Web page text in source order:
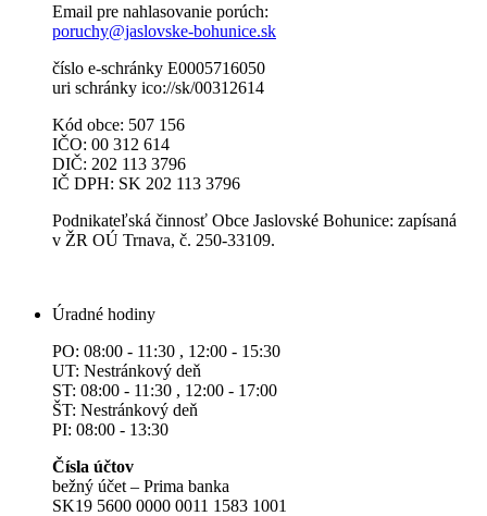
Email pre nahlasovanie porúch:
poruchy@jaslovske-bohunice.sk
číslo e-schránky E0005716050
uri schránky ico://sk/00312614
Kód obce: 507 156
IČO: 00 312 614
DIČ: 202 113 3796
IČ DPH: SK 202 113 3796
Podnikateľská činnosť Obce Jaslovské Bohunice: zapísaná
v ŽR OÚ Trnava, č. 250-33109.
Úradné hodiny
PO: 08:00 - 11:30 , 12:00 - 15:30
UT: Nestránkový deň
ST: 08:00 - 11:30 , 12:00 - 17:00
ŠT: Nestránkový deň
PI: 08:00 - 13:30
Čísla účtov
bežný účet – Prima banka
SK19 5600 0000 0011 1583 1001